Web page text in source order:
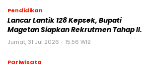
Pendidikan
Lancar Lantik 128 Kepsek, Bupati
Magetan Siapkan Rekrutmen Tahap II.
Jumat, 31 Jul 2026 - 15:56 WIB
Pariwisata